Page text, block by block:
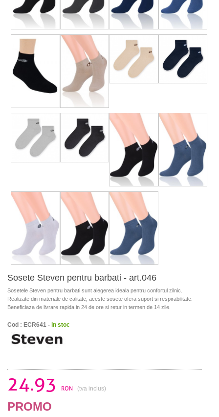
Sosete Steven pentru barbati - art.046
Sosetele Steven pentru barbati sunt alegerea ideala pentru confortul zilnic.
Realizate din materiale de calitate, aceste sosete ofera suport si respirabilitate.
Beneficiaza de livrare rapida in 24 de ore si retur in termen de 14 zile.
Cod : ECR641 - in stoc
24.93 RON (tva inclus)
PROMO